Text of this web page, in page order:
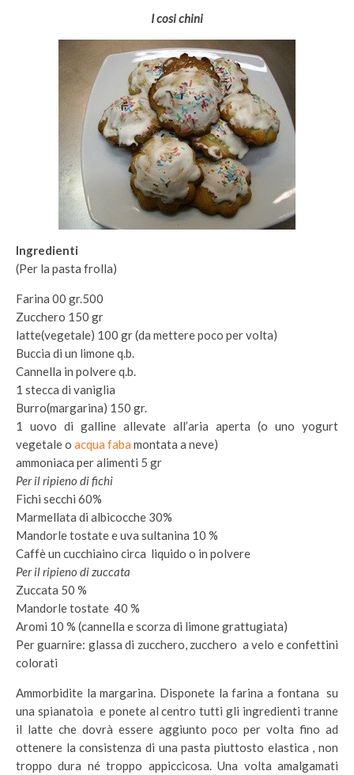
I cosi chini
Ingredienti
(Per la pasta frolla)
Farina 00 gr.500
Zucchero 150 gr
latte(vegetale) 100 gr (da mettere poco per volta)
Buccia di un limone q.b.
Cannella in polvere q.b.
1 stecca di vaniglia
Burro(margarina) 150 gr.
1 uovo di galline allevate all’aria aperta (o uno yogurt
vegetale o acqua faba montata a neve)
ammoniaca per alimenti 5 gr
Per il ripieno di fichi
Fichi secchi 60%
Marmellata di albicocche 30%
Mandorle tostate e uva sultanina 10 %
Caffè un cucchiaino circa liquido o in polvere
Per il ripieno di zuccata
Zuccata 50 %
Mandorle tostate 40 %
Aromi 10 % (cannella e scorza di limone grattugiata)
Per guarnire: glassa di zucchero, zucchero a velo e confettini
colorati
Ammorbidite la margarina. Disponete la farina a fontana su
una spianatoia e ponete al centro tutti gli ingredienti tranne
il latte che dovrà essere aggiunto poco per volta fino ad
ottenere la consistenza di una pasta piuttosto elastica , non
troppo dura né troppo appiccicosa. Una volta amalgamati